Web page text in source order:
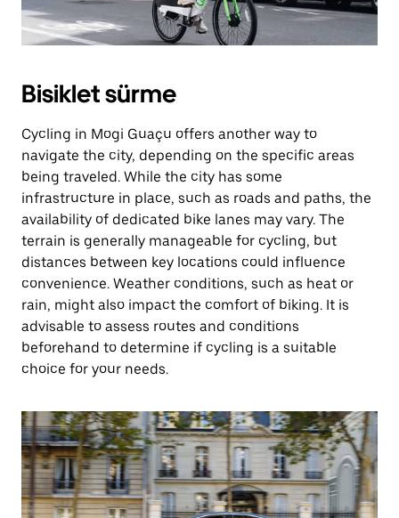
Bisiklet sürme
Cycling in Mogi Guaçu offers another way to
navigate the city, depending on the specific areas
being traveled. While the city has some
infrastructure in place, such as roads and paths, the
availability of dedicated bike lanes may vary. The
terrain is generally manageable for cycling, but
distances between key locations could influence
convenience. Weather conditions, such as heat or
rain, might also impact the comfort of biking. It is
advisable to assess routes and conditions
beforehand to determine if cycling is a suitable
choice for your needs.